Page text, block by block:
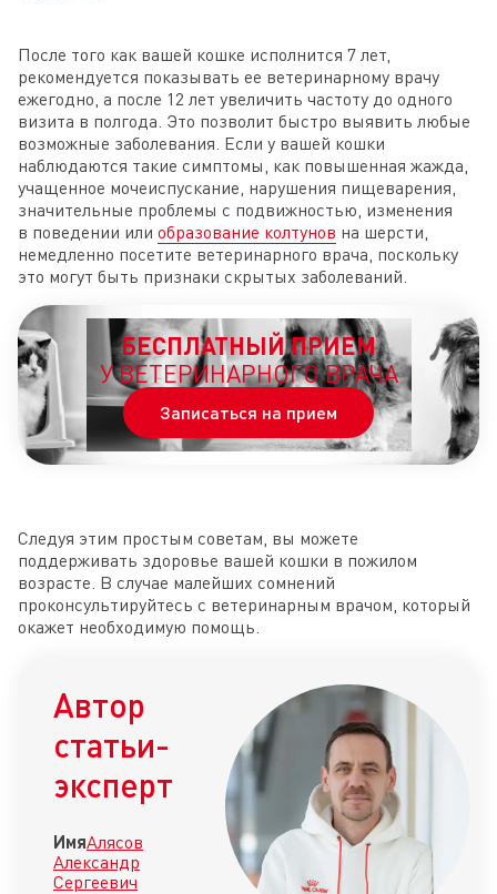
После того как вашей кошке исполнится 7 лет,
рекомендуется показывать ее ветеринарному врачу
ежегодно, а после 12 лет увеличить частоту до одного
визита в полгода. Это позволит быстро выявить любые
возможные заболевания. Если у вашей кошки
наблюдаются такие симптомы, как повышенная жажда,
учащенное мочеиспускание, нарушения пищеварения,
значительные проблемы с подвижностью, изменения
в поведении или образование колтунов на шерсти,
немедленно посетите ветеринарного врача, поскольку
это могут быть признаки скрытых заболеваний.
БЕСПЛАТНЫЙ ПРИЕМ
У ВЕТЕРИНАРНОГО ВРАЧА
Записаться на прием
Следуя этим простым советам, вы можете
поддерживать здоровье вашей кошки в пожилом
возрасте. В случае малейших сомнений
проконсультируйтесь с ветеринарным врачом, который
окажет необходимую помощь.
Автор
статьи-
эксперт
ИмяАлясов
Александр
Сергеевич